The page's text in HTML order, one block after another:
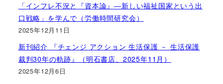
「インフレ不況と『資本論』―新しい福祉国家という出
口戦略」を学んで（労働時間研究会）
2025年12月11日
新刊紹介 『チェンジ アクション 生活保護 － 生活保護
裁判30年の軌跡』（明石書店、2025年11月）
2025年12月6日